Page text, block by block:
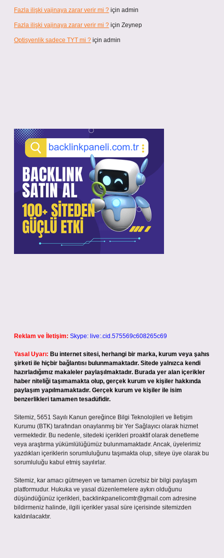
Fazla ilişki vajinaya zarar verir mi ? için admin
Fazla ilişki vajinaya zarar verir mi ? için Zeynep
Optisyenlik sadece TYT mi ? için admin
Reklam ve İletişim: Skype: live:.cid.575569c608265c69
Yasal Uyarı: Bu internet sitesi, herhangi bir marka, kurum veya şahıs
şirketi ile hiçbir bağlantısı bulunmamaktadır. Sitede yalnızca kendi
hazırladığımız makaleler paylaşılmaktadır. Burada yer alan içerikler
haber niteliği taşımamakta olup, gerçek kurum ve kişiler hakkında
paylaşım yapılmamaktadır. Gerçek kurum ve kişiler ile isim
benzerlikleri tamamen tesadüfidir.
Sitemiz, 5651 Sayılı Kanun gereğince Bilgi Teknolojileri ve İletişim
Kurumu (BTK) tarafından onaylanmış bir Yer Sağlayıcı olarak hizmet
vermektedir. Bu nedenle, sitedeki içerikleri proaktif olarak denetleme
veya araştırma yükümlülüğümüz bulunmamaktadır. Ancak, üyelerimiz
yazdıkları içeriklerin sorumluluğunu taşımakta olup, siteye üye olarak bu
sorumluluğu kabul etmiş sayılırlar.
Sitemiz, kar amacı gütmeyen ve tamamen ücretsiz bir bilgi paylaşım
platformudur. Hukuka ve yasal düzenlemelere aykırı olduğunu
düşündüğünüz içerikleri, backlinkpanelicomtr@gmail.com adresine
bildirmeniz halinde, ilgili içerikler yasal süre içerisinde sitemizden
kaldırılacaktır.